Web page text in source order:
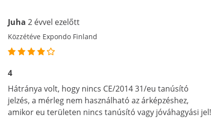
Juha 2 évvel ezelőtt
Közzétéve Expondo Finland
4
Hátránya volt, hogy nincs CE/2014 31/eu tanúsító
jelzés, a mérleg nem használható az árképzéshez,
amikor eu területen nincs tanúsító vagy jóváhagyási jel!